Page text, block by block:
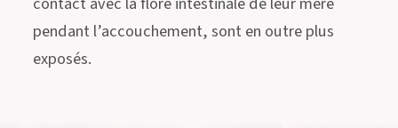
pendant l’accouchement, sont en outre plus
exposés.